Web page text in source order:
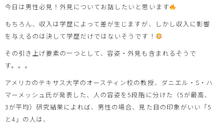
今日は男性必見！外見についてお話したいと思います
もちろん、収入は学歴によって差が生じますが、しかし収入に影響
を与えるのは決して学歴だけではないそうです！
その引き上げ要素の一つとして、容姿・外見も含まれるそうで
す。。。
アメリカのテキサス大学のオースティン校の教授、ダニエル・S・ハ
マーメッシュ氏が発表した、人の容姿を5段階に分けた（5が最高、
3が平均）研究結果によれば、男性の場合、見た目の印象がいい「5
と4」の人は、